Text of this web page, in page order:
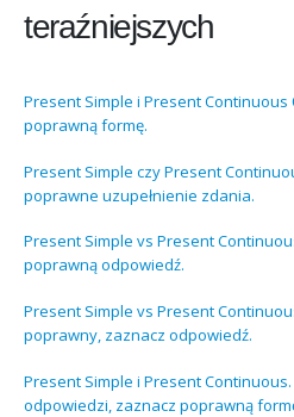
teraźniejszych
Present Simple i Present Continuous
poprawną formę.
Present Simple czy Present
poprawne uzupełnienie zdania.
Present Simple vs Present
poprawną odpowiedź.
Present Simple vs Present
poprawny, zaznacz odpowiedź.
Present Simple i Present
odpowiedzi, zaznacz poprawną